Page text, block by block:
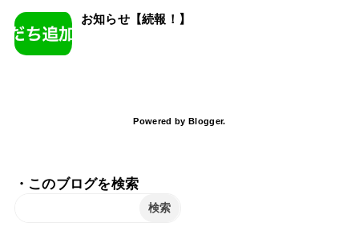
お知らせ【続報！】
Powered by Blogger.
・このブログを検索